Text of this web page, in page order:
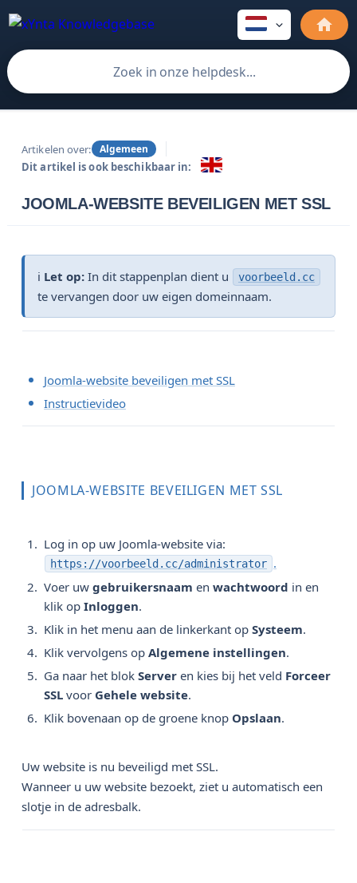
Artikelen over: Algemeen
Dit artikel is ook beschikbaar in:
JOOMLA-WEBSITE BEVEILIGEN MET SSL
ℹ️ Let op: In dit stappenplan dient u voorbeeld.cc
te vervangen door uw eigen domeinnaam.
Joomla-website beveiligen met SSL
Instructievideo
JOOMLA-WEBSITE BEVEILIGEN MET SSL
Log in op uw Joomla-website via:
https://voorbeeld.cc/administrator .
Voer uw gebruikersnaam en wachtwoord in en
klik op Inloggen.
Klik in het menu aan de linkerkant op Systeem.
Klik vervolgens op Algemene instellingen.
Ga naar het blok Server en kies bij het veld Forceer
SSL voor Gehele website.
Klik bovenaan op de groene knop Opslaan.
Uw website is nu beveiligd met SSL.
Wanneer u uw website bezoekt, ziet u automatisch een
slotje in de adresbalk.